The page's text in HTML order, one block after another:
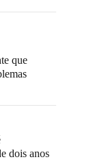
que
dois anos